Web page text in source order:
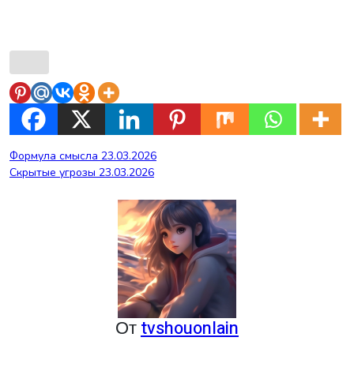
Навигация
по
Формула смысла 23.03.2026
Скрытые угрозы 23.03.2026
Отtvshouonlain